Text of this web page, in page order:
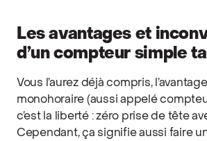
Les avantages et
d’un compteur simple
Vous l’aurez déjà compris,
monohoraire (aussi appelé
c’est la liberté : zéro prise de tête
Cependant, ça signifie aussi faire